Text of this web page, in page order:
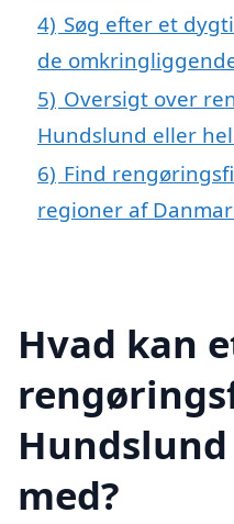
4) Søg efter et
de
5) Oversigt over
Hundslund eller
6) Find
regioner af
Hvad kan
med?